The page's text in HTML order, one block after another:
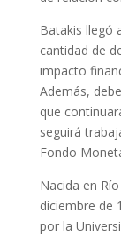
Batakis llegó
cantidad de
impacto
Además,
que
seguirá
Fondo
Nacida en
diciembre de
por la